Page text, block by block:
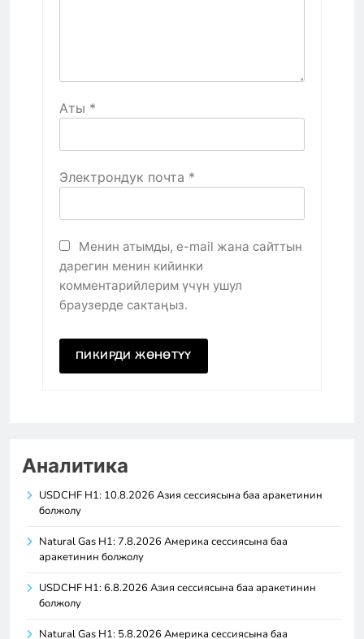
Аты *
Электрондук почта *
Менин атымды, e-mail жана сайттын
дарегин менин кийинки
комментарийлерим үчүн ушул
браузерде сактаңыз.
Аналитика
USDCHF H1: 10.8.2026 Азия сессиясына баа аракетинин
болжолу
Natural Gas H1: 7.8.2026 Америка сессиясына баа
аракетинин болжолу
USDCHF H1: 6.8.2026 Азия сессиясына баа аракетинин
болжолу
Natural Gas H1: 5.8.2026 Америка сессиясына баа